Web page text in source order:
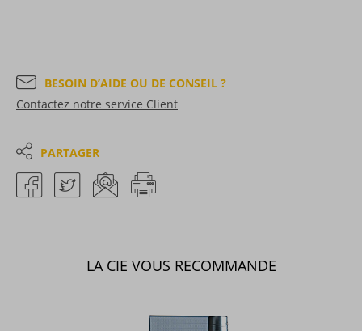
BESOIN D’AIDE OU DE CONSEIL ?
Contactez notre service Client
PARTAGER
LA CIE VOUS RECOMMANDE